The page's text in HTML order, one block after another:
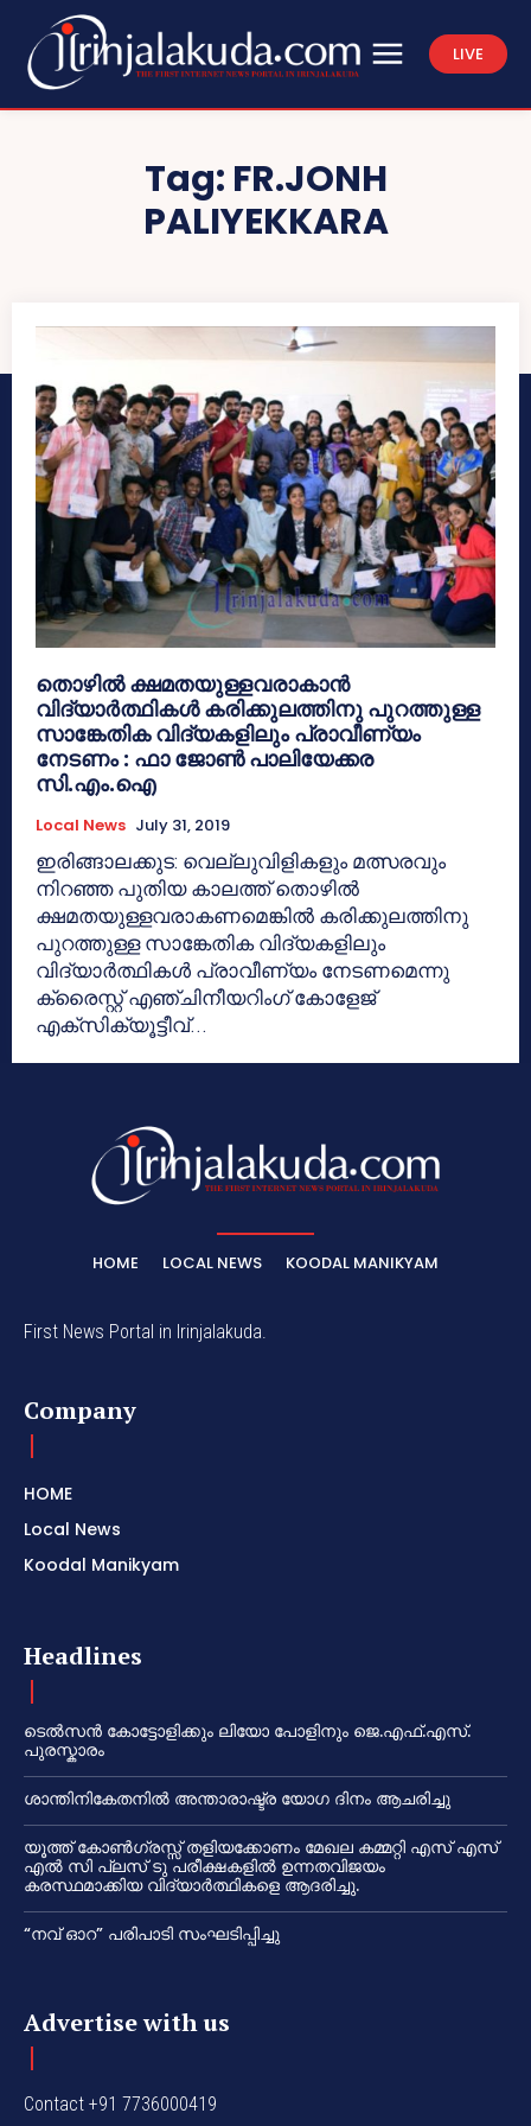
LIVE
Tag: FR.JONH
PALIYEKKARA
തൊഴില്‍ ക്ഷമതയുള്ളവരാകാന്‍
വിദ്യാര്‍ത്ഥികള്‍ കരിക്കുലത്തിനു പുറത്തുള്ള
സാങ്കേതിക വിദ്യകളിലും പ്രാവീണ്യം
നേടണം : ഫാ ജോണ്‍ പാലിയേക്കര
സി.എം.ഐ
Local News July 31, 2019
ഇരിങ്ങാലക്കുട: വെല്ലുവിളികളും മത്സരവും
നിറഞ്ഞ പുതിയ കാലത്ത് തൊഴില്‍
ക്ഷമതയുള്ളവരാകണമെങ്കില്‍ കരിക്കുലത്തിനു
പുറത്തുള്ള സാങ്കേതിക വിദ്യകളിലും
വിദ്യാര്‍ത്ഥികള്‍ പ്രാവീണ്യം നേടണമെന്നു
ക്രൈസ്റ്റ് എഞ്ചിനീയറിംഗ് കോളേജ്
എക്‌സിക്യൂട്ടീവ്...
HOME LOCAL NEWS KOODAL MANIKYAM
First News Portal in Irinjalakuda.
Company
HOME
Local News
Koodal Manikyam
Headlines
ടെൽസൻ കോട്ടോളിക്കും ലിയോ പോളിനും ജെ.എഫ്.എസ്.
പുരസ്കാരം
ശാന്തിനികേതനിൽ അന്താരാഷ്ട്ര യോഗ ദിനം ആചരിച്ചു
യൂത്ത് കോൺഗ്രസ്സ് തളിയക്കോണം മേഖല കമ്മറ്റി എസ് എസ്
എൽ സി പ്ലസ് ടു പരീക്ഷകളിൽ ഉന്നതവിജയം
കരസ്ഥമാക്കിയ വിദ്യാർത്ഥികളെ ആദരിച്ചു.
“നവ് ഓറ” പരിപാടി സംഘടിപ്പിച്ചു
Advertise with us
Contact +91 7736000419